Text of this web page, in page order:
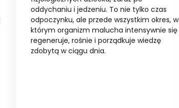
oddychaniu i jedzeniu. To nie tylko czas
odpoczynku, ale przede wszystkim okres, w
którym organizm malucha intensywnie się
regeneruje, rośnie i porządkuje wiedzę
zdobytą w ciągu dnia.